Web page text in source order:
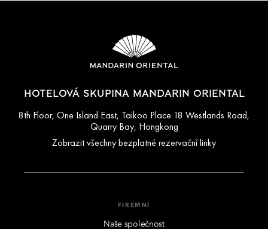
HOTELOVÁ SKUPINA MANDARIN ORIENTAL
8th Floor, One Island East, Taikoo Place 18 Westlands Road,
Quarry Bay, Hongkong
Zobrazit všechny bezplatné rezervační linky
FIREMNÍ
Naše společnost